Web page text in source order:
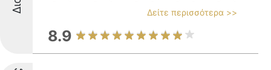
Δείτε περισσότερα >>
8.9